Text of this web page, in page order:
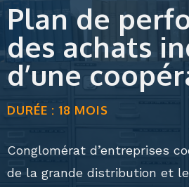
Plan de
des achats
d’une
DURÉE : 18 MOIS
Conglomérat d’entreprises
de la grande distribution et